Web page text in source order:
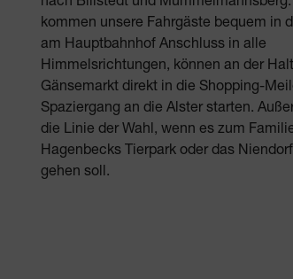
kommen unsere Fahrgäste bequem in
am Hauptbahnhof Anschluss in alle
Himmelsrichtungen, können an der
Gänsemarkt direkt in die Shopping-
Spaziergang an die Alster starten.
die Linie der Wahl, wenn es zum
Hagenbecks Tierpark oder das
gehen soll.